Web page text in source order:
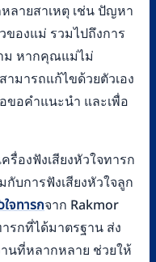
ลายสาเหตุ เช่น ปัญหา
องแม่ รวมไปถึงการ
ม หากคุณแม่ไม่
มารถแก้ไขด้วยตัวเอง
ขอคำแนะนำ และเพื่อ
องฟังเสียงหัวใจทารก
การฟังเสียงหัวใจลูก
จทารกจาก Rakmor
ารกที่ได้มาตรฐาน ส่ง
นที่หลากหลาย ช่วยให้